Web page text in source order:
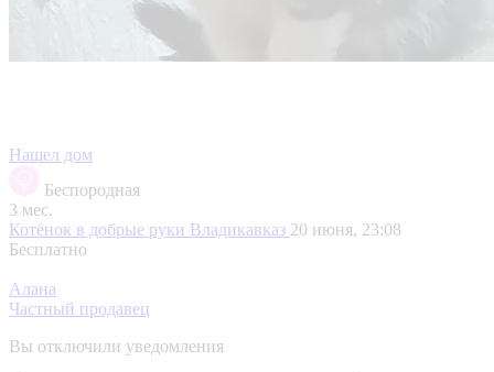
Нашел дом
Беспородная
3 мес.
Котёнок в добрые руки Владикавказ 20 июня, 23:08
Бесплатно
Алана
Частный продавец
Вы отключили уведомления